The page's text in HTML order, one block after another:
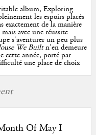
album, Exploring
les espoirs placés
exactement de la manière
avec une réussite
s'aventurer un peu plus
We Builtn'en demeure
cette année, porté par
une place de choix
Of May I